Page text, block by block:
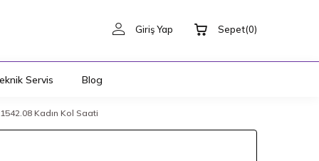
Giriş Yap Sepet(0)
Servis Blog
Kadın Kol Saati